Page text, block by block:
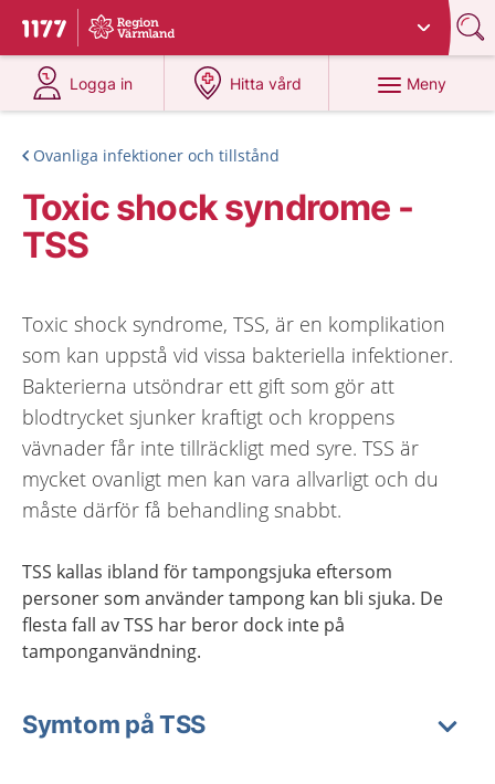
Till startsidan för 1177
Du har valt region
Logga in
på 1177.se
Hitta vård
på 1177.se
Meny
Ovanliga infektioner och tillstånd
Toxic shock syndrome -
TSS
Toxic shock syndrome, TSS, är en komplikation
som kan uppstå vid vissa bakteriella infektioner.
Bakterierna utsöndrar ett gift som gör att
blodtrycket sjunker kraftigt och kroppens
vävnader får inte tillräckligt med syre. TSS är
mycket ovanligt men kan vara allvarligt och du
måste därför få behandling snabbt.
TSS kallas ibland för tampongsjuka eftersom
personer som använder tampong kan bli sjuka. De
flesta fall av TSS har beror dock inte på
tamponganvändning.
Symtom på TSS